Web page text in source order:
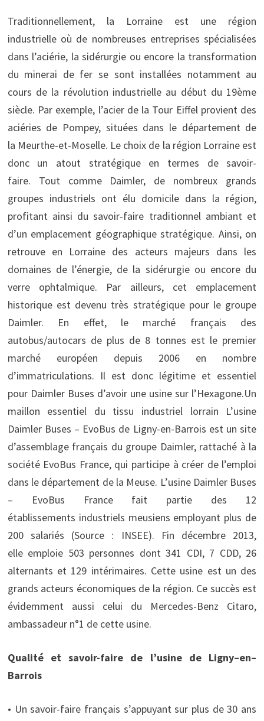
Traditionnellement, la Lorraine est une région
industrielle où de nombreuses entreprises spécialisées
dans l’aciérie, la sidérurgie ou encore la transformation
du minerai de fer se sont installées notamment au
cours de la révolution industrielle au début du 19ème
siècle. Par exemple, l’acier de la Tour Eiffel provient des
aciéries de Pompey, situées dans le département de
la Meurthe-et-Moselle. Le choix de la région Lorraine est
donc un atout stratégique en termes de savoir-
faire. Tout comme Daimler, de nombreux grands
groupes industriels ont élu domicile dans la région,
profitant ainsi du savoir-faire traditionnel ambiant et
d’un emplacement géographique stratégique. Ainsi, on
retrouve en Lorraine des acteurs majeurs dans les
domaines de l’énergie, de la sidérurgie ou encore du
verre ophtalmique. Par ailleurs, cet emplacement
historique est devenu très stratégique pour le groupe
Daimler. En effet, le marché français des
autobus/autocars de plus de 8 tonnes est le premier
marché européen depuis 2006 en nombre
d’immatriculations. Il est donc légitime et essentiel
pour Daimler Buses d’avoir une usine sur l’Hexagone.Un
maillon essentiel du tissu industriel lorrain L’usine
Daimler Buses – EvoBus de Ligny-en-Barrois est un site
d’assemblage français du groupe Daimler, rattaché à la
société EvoBus France, qui participe à créer de l’emploi
dans le département de la Meuse. L’usine Daimler Buses
– EvoBus France fait partie des 12
établissements industriels meusiens employant plus de
200 salariés (Source : INSEE). Fin décembre 2013,
elle emploie 503 personnes dont 341 CDI, 7 CDD, 26
alternants et 129 intérimaires. Cette usine est un des
grands acteurs économiques de la région. Ce succès est
évidemment aussi celui du Mercedes-Benz Citaro,
ambassadeur n°1 de cette usine.
Qualité et savoir-faire de l’usine de Ligny–en–
Barrois
• Un savoir-faire français s’appuyant sur plus de 30 ans